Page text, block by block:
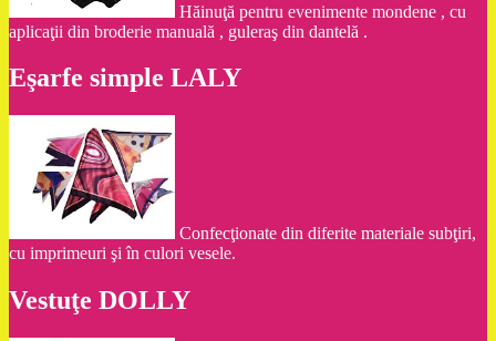
Hăinuţă pentru evenimente mondene , cu
aplicaţii din broderie manuală , guleraş din dantelă .
Eşarfe simple LALY
Confecţionate din diferite materiale subţiri,
cu imprimeuri şi în culori vesele.
Vestuţe DOLLY